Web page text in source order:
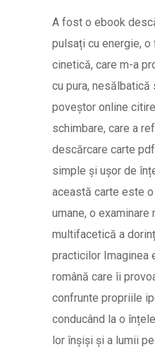
A fost o ebook
pulsați cu energie, o
cinetică, care m-a
cu pura, nesălbatică
poveștor online
schimbare, care a
descărcare carte
simple și ușor de
această carte este
umane, o examinare
multifacetică a
practicilor Imaginea
română care îi
confrunte propriile
conducând la o
lor înșiși și a lumii